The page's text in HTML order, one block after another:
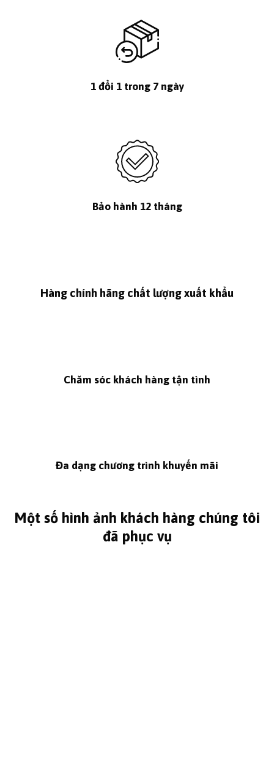
1 đổi 1 trong 7 ngày
Bảo hành 12 tháng
Hàng chính hãng chất lượng xuất khẩu
Chăm sóc khách hàng tận tình
Đa dạng chương trình khuyến mãi
Một số hình ảnh khách hàng chúng tôi
đã phục vụ